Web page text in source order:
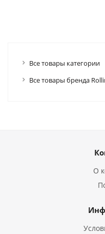
Все товары категории
Все товары бренда
О